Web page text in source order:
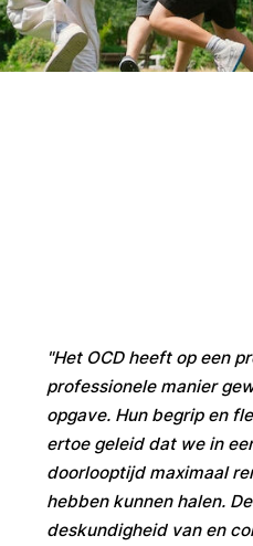
"Het OCD heeft op een
professionele manier
opgave. Hun begrip en
ertoe geleid dat we in
doorlooptijd maximaal
hebben kunnen halen. De
deskundigheid van en